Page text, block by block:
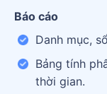
Báo cáo
Danh mục,
Bảng tính
thời gian.